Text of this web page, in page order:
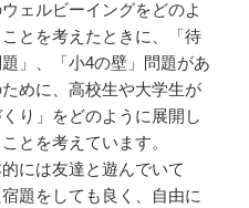
ェルビーイングをどのよ
とを考えたときに、「待
」、「小4の壁」問題があ
めに、高校生や大学生が
り」をどのように展開し
とを考えています。
には友達と遊んでいて
題をしても良く、自由に